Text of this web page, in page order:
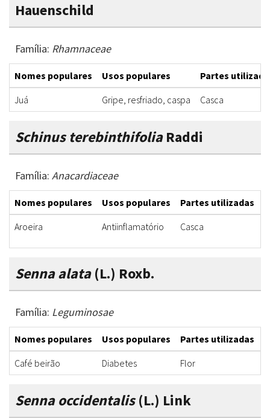
Hauenschild
Família: Rhamnaceae
Nomes populares Usos populares
Partes
Juá
Gripe, resfriado, caspa Casca
Schinus terebinthifoliaRaddi
Família: Anacardiaceae
Nomes populares Usos populares Partes utilizadas
Aroeira
Antiinflamatório Casca
Senna alata(L.) Roxb.
Família: Leguminosae
Nomes populares Usos populares Partes utilizadas
Café beirão
Diabetes Flor
Senna occidentalis(L.) Link